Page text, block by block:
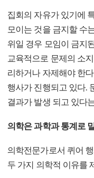
집회의 자유가 있기에
모이는 것을 금지할 수
위일 경우 모임이 금지
교육적으로 문제의 소
리하거나 자제해야 한
행사가 진행되고 있다.
결과가 발생 되고 있다
의학은 과학과 통계로
의학전문가로서 퀴어
두 가지 의학적 이유를